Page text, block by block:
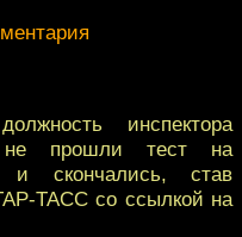
инспектора
прошли тест на
и скончались, став
ТАСС со ссылкой на